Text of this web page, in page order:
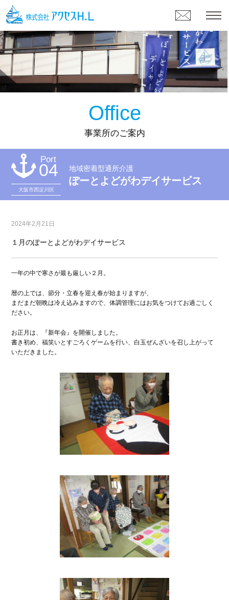
Office
事業所のご案内
Port
04
大阪市西淀川区
地域密着型通所介護
ぽーとよどがわデイサービス
2024年2月21日
１月のぽーとよどがわデイサービス
一年の中で寒さが最も厳しい２月。
暦の上では、節分・立春を迎え春が始まりますが、
まだまだ朝晩は冷え込みますので、体調管理にはお気をつけてお過ごしく
ださい。
お正月は、『新年会』を開催しました。
書き初め、福笑いとすごろくゲームを行い、白玉ぜんざいを召し上がって
いただきました。